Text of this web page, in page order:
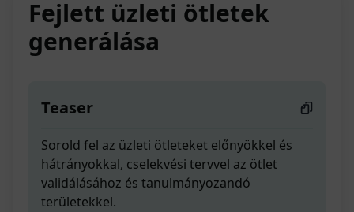
Fejlett üzleti ötletek
generálása
Teaser
Sorold fel az üzleti ötleteket előnyökkel és
hátrányokkal, cselekvési tervvel az ötlet
validálásához és tanulmányozandó
területekkel.